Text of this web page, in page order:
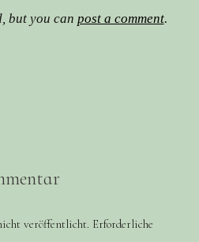
but you can post a comment.
veröffentlicht. Erforderliche